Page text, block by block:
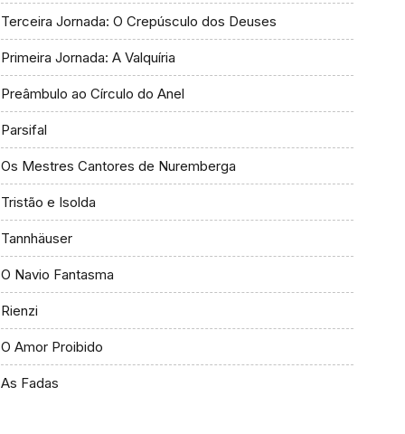
Terceira Jornada: O Crepúsculo dos Deuses
Primeira Jornada: A Valquíria
Preâmbulo ao Círculo do Anel
Parsifal
Os Mestres Cantores de Nuremberga
Tristão e Isolda
Tannhäuser
O Navio Fantasma
Rienzi
O Amor Proibido
As Fadas